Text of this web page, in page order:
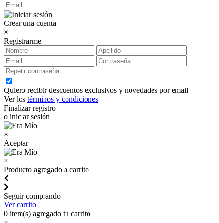
Crear una cuenta
×
Registrarme
Quiero recibir descuentos exclusivos y novedades por email
Ver los términos y condiciones
Finalizar registro
o iniciar sesión
×
Aceptar
×
Producto agregado a carrito
Seguir comprando
Ver carrito
0 item(s) agregado tu carrito